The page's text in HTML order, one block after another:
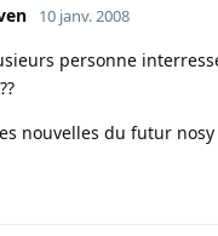
10 janv. 2008
personne
nouvelles du futur nosy